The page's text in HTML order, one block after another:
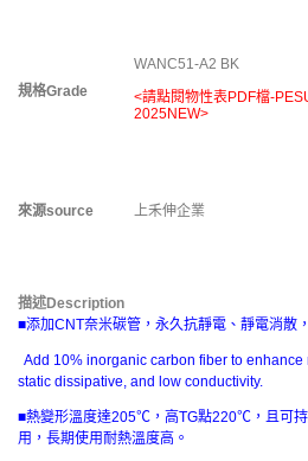
規格Grade
WANC51-A2 BK
<請點閱物性表PDF檔-
2025NEW>
來源source 上禾伸企業
描述Description
■添加CNT奈米碳管，永久抗靜電、靜電消散
Add 10% inorganic carbon fiber to
static dissipative, and low conductivity.
■熱變形溫度達205℃，高TG點220℃，且可
用，長期使用耐熱溫度高。